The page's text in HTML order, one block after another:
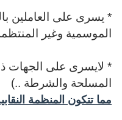
* يسرى على العاملين
الموسمية وغير
* لايسرى على الجهات
المسلحة والشرطة ..)
مما تتكون المنظمة